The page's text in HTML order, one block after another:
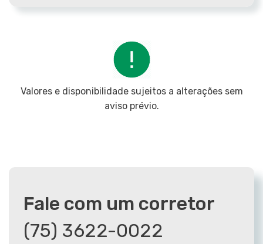
Valores e disponibilidade sujeitos a alterações sem
aviso prévio.
Fale com um corretor
(75) 3622-0022